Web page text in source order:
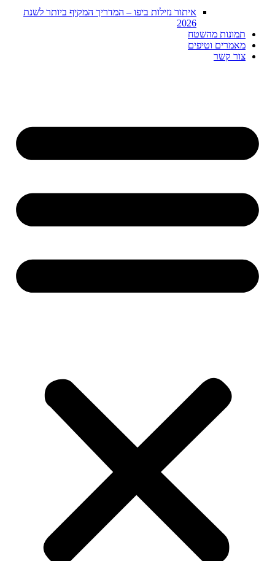
איתור נזילות ביפו – המדריך המקיף ביותר לשנת
2026
תמונות מהשטח
מאמרים וטיפים
צור קשר